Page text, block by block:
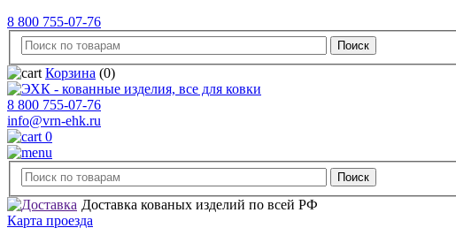
8 800 755-07-76
Корзина (0)
8 800 755-07-76
info@vrn-ehk.ru
0
Доставка кованых изделий по всей РФ
Карта проезда